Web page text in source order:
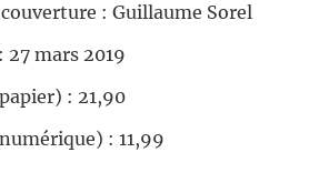
: Guillaume Sorel
27 mars 2019
: 21,90
: 11,99